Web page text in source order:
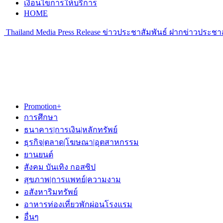
เงื่อนไขการให้บริการ
HOME
Thailand Media Press Release ข่าวประชาสัมพันธ์ ฝากข่าวประ
Promotion+
การศึกษา
ธนาคาร|การเงิน|หลักทรัพย์
ธุรกิจ|ตลาด|โฆษณา|อุตสาหกรรม
ยานยนต์
สังคม บันเทิง กอสซิป
สุขภาพ|การแพทย์|ความงาม
อสังหาริมทรัพย์
อาหารท่องเที่ยวพักผ่อนโรงแรม
อื่นๆ